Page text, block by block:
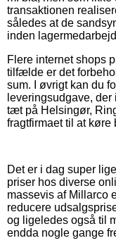
transaktionen
således at de
inden
Flere internet shops
tilfælde er det
sum. I øvrigt kan du
leveringsudgave,
tæt på Helsingør,
fragtfirmaet til at
Det er i dag super
priser hos diverse
massevis af Millarco
reducere
og ligeledes også til
endda nogle gange